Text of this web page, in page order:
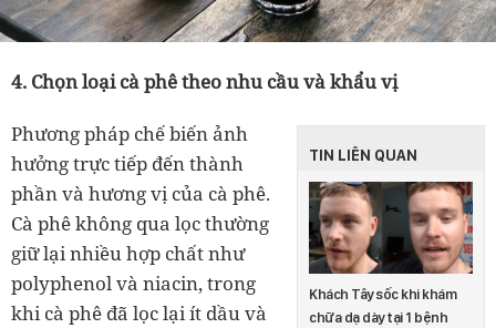
4. Chọn loại cà phê theo nhu cầu và khẩu vị
TIN LIÊN QUAN
Khách Tây sốc khi khám
chữa dạ dày tại 1 bệnh
Phương pháp chế biến ảnh
hưởng trực tiếp đến thành
phần và hương vị của cà phê.
Cà phê không qua lọc thường
giữ lại nhiều hợp chất như
polyphenol và niacin, trong
khi cà phê đã lọc lại ít dầu và